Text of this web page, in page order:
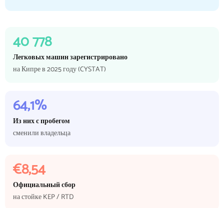
40 778
Легковых машин зарегистрировано
на Кипре в 2025 году (CYSTAT)
64,1%
Из них с пробегом
сменили владельца
€8,54
Официальный сбор
на стойке KEP / RTD